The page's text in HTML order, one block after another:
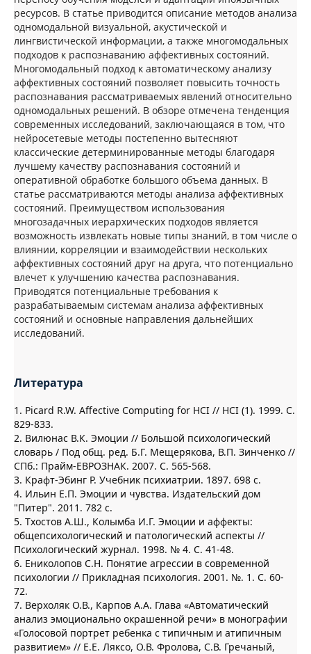
ресурсов. В статье приводится описание методов анализа
одномодальной визуальной, акустической и
лингвистической информации, а также многомодальных
подходов к распознаванию аффективных состояний.
Многомодальный подход к автоматическому анализу
аффективных состояний позволяет повысить точность
распознавания рассматриваемых явлений относительно
одномодальных решений. В обзоре отмечена тенденция
современных исследований, заключающаяся в том, что
нейросетевые методы постепенно вытесняют
классические детерминированные методы благодаря
лучшему качеству распознавания состояний и
оперативной обработке большого объема данных. В
статье рассматриваются методы анализа аффективных
состояний. Преимуществом использования
многозадачных иерархических подходов является
возможность извлекать новые типы знаний, в том числе о
влиянии, корреляции и взаимодействии нескольких
аффективных состояний друг на друга, что потенциально
влечет к улучшению качества распознавания.
Приводятся потенциальные требования к
разрабатываемым системам анализа аффективных
состояний и основные направления дальнейших
исследований.
Литература
1. Picard R.W. Affective Computing for HCI // HCI (1). 1999. С.
829-833.
2. Вилюнас В.К. Эмоции // Большой психологический
словарь / Под общ. ред. Б.Г. Мещерякова, В.П. Зинченко //
СПб.: Прайм-ЕВРОЗНАК. 2007. С. 565-568.
3. Крафт-Эбинг Р. Учебник психиатрии. 1897. 698 c.
4. Ильин Е.П. Эмоции и чувства. Издательский дом
"Питер". 2011. 782 c.
5. Тхостов А.Ш., Колымба И.Г. Эмоции и аффекты:
общепсихологический и патологический аспекты //
Психологический журнал. 1998. № 4. С. 41-48.
6. Ениколопов С.Н. Понятие агрессии в современной
психологии // Прикладная психология. 2001. №. 1. С. 60-
72.
7. Верхоляк О.В., Карпов А.А. Глава «Автоматический
анализ эмоционально окрашенной речи» в монографии
«Голосовой портрет ребенка с типичным и атипичным
развитием» // Е.Е. Ляксо, О.В. Фролова, С.В. Гречаный,